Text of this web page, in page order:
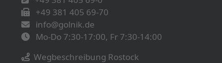
+49 381 405 69-70
info@golnik.de
Mo-Do 7:30-17:00, Fr 7:30-14:00
Wegbeschreibung Rostock